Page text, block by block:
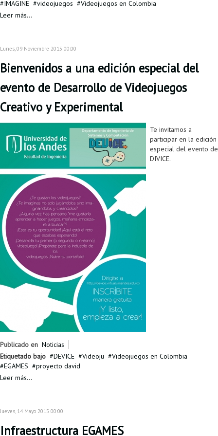
IMAGINE
videojuegos
Videojuegos en Colombia
Leer más...
Lunes, 09 Noviembre 2015 00:00
Bienvenidos a una edición especial del
evento de Desarrollo de Videojuegos
Creativo y Experimental
Te invitamos a
participar en la edición
especial del evento de
DIVICE.
Publicado en Noticias
Etiquetado bajo
DEVICE Videoju
Videojuegos en Colombia
EGAMES
proyecto david
Leer más...
Jueves, 14 Mayo 2015 00:00
Infraestructura EGAMES
Proyecto de grado
Reintegro
Retiro voluntario
Transferencia
Tarifas
Grado